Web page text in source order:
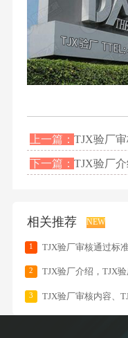
上一篇：TJX验厂
下一篇：TJX验厂
相关推荐 NEW
1 TJX验厂审核通过标
2 TJX验厂介绍，TJX
3 TJX验厂审核内容、